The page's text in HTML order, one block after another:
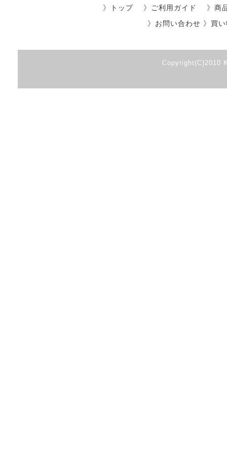
》 トップ》 ご利用ガイド 》 商
》 お問い合わせ 》 買
Copyright(C)2010